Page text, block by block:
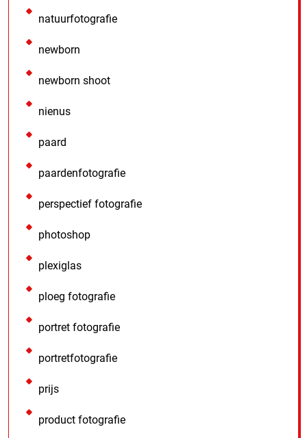
natuurfotografie
newborn
newborn shoot
nienus
paard
paardenfotografie
perspectief fotografie
photoshop
plexiglas
ploeg fotografie
portret fotografie
portretfotografie
prijs
product fotografie